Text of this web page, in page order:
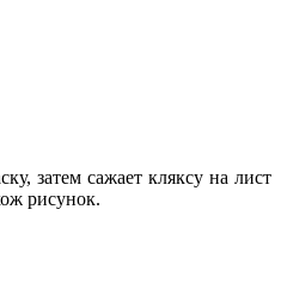
затем сажает кляксу на лист
рисунок.